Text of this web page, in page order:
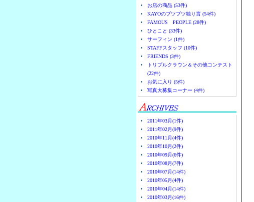
お店の商品 (53件)
KAYOのブツブツ独り言 (54件)
FAMOUS PEOPLE (28件)
ひとこと (33件)
サーフィン (1件)
STAFFスタッフ (10件)
FRIENDS (3件)
トリプルクラウン＆その他コンテスト
(22件)
お気に入り (5件)
写真大募集コーナー (4件)
2011年03月(1件)
2011年02月(9件)
2010年11月(4件)
2010年10月(2件)
2010年09月(6件)
2010年08月(7件)
2010年07月(14件)
2010年05月(4件)
2010年04月(14件)
2010年03月(16件)